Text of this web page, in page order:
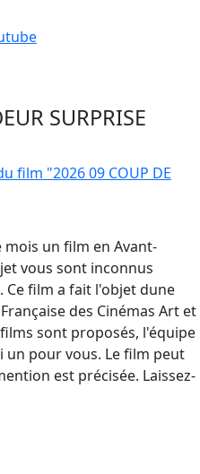
SURPRISE
film "2026 09 COUP DE
un film en Avant-
vous sont inconnus
Ce film a fait l'objet dune
des Cinémas Art et
films sont proposés, l'équipe
pour vous. Le film peut
est précisée. Laissez-